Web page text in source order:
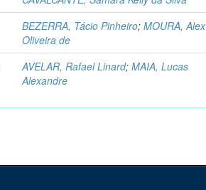
BEZERRA, Tácio Pinheiro;MOURA, Alex
Oliveira de
AVELAR, Rafael Linard;MAIA, Lucas
Alexandre